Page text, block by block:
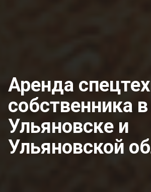
Аренда
собственника в
Ульяновске и
Ульяновской